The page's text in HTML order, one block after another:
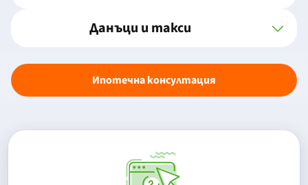
Данъци и такси
Ипотечна консултация